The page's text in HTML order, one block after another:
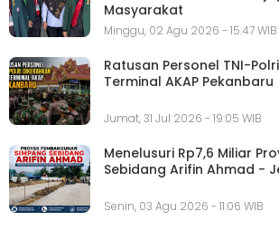
Masyarakat
Minggu, 02 Agu 2026 - 15:47 WIB
Ratusan Personel TNI-
Terminal AKAP Pekanbaru
Jumat, 31 Jul 2026 - 19:05 WIB
Menelusuri Rp7,6 Miliar
Sebidang Arifin Ahmad -
Senin, 03 Agu 2026 - 11:06 WIB